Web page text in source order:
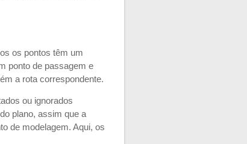
os pontos têm um
ponto de passagem e
a rota correspondente.
ou ignorados
plano, assim que a
de modelagem. Aqui, os